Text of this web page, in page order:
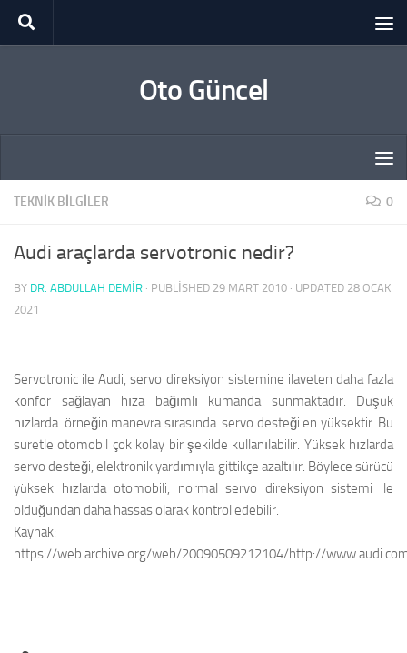
Skip to content
Oto Güncel
TEKNIK BILGILER 0
Audi araçlarda servotronic nedir?
BY DR. ABDULLAH DEMİR · PUBLISHED 29 MART 2010 · UPDATED 28 OCAK
2021
Servotronic ile Audi, servo direksiyon sistemine ilaveten daha fazla
konfor sağlayan hıza bağımlı kumanda sunmaktadır. Düşük
hızlarda ­ örneğin manevra sırasında ­ servo desteği en yüksektir. Bu
suretle otomobil çok kolay bir şekilde kullanılabilir. Yüksek hızlarda
servo desteği, elektronik yardımıyla gittikçe azaltılır. Böylece sürücü
yüksek hızlarda otomobili, normal servo direksiyon sistemi ile
olduğundan daha hassas olarak kontrol edebilir.
Kaynak:
https://web.archive.org/web/20090509212104/http://